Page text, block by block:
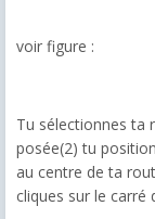
voir figure :
Tu sélectionnes ta
posée(2) tu
au centre de ta
cliques sur le